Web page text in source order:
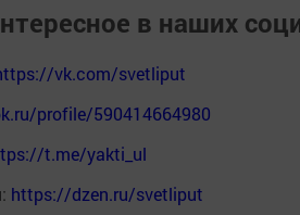
в наших
vk.com/svetliput
profile/590414664980
t.me/yakti_ul
https://dzen.ru/svetliput